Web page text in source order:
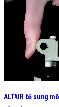
ALTAIR bổ sung